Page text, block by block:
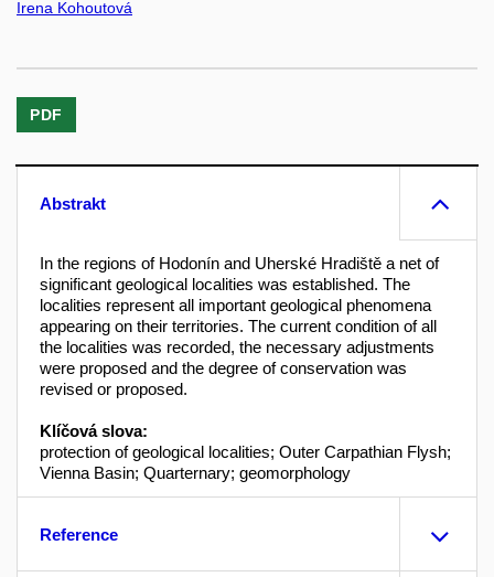
Irena Kohoutová
PDF
Abstrakt
In the regions of Hodonín and Uherské Hradiště a net of
significant geological localities was established. The
localities represent all important geological phenomena
appearing on their territories. The current condition of all
the localities was recorded, the necessary adjustments
were proposed and the degree of conservation was
revised or proposed.
Klíčová slova:
protection of geological localities; Outer Carpathian Flysh;
Vienna Basin; Quarternary; geomorphology
Reference